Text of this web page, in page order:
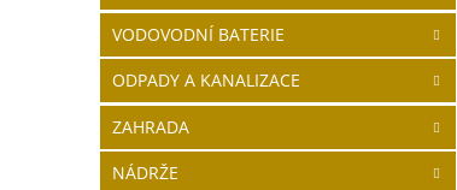
VODOVODNÍ BATERIE
ODPADY A KANALIZACE
ZAHRADA
NÁDRŽE